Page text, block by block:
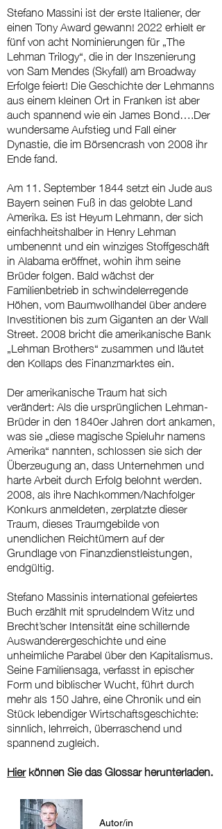
Stefano Massini ist der erste Italiener, der
einen Tony Award gewann! 2022 erhielt er
fünf von acht Nominierungen für „The
Lehman Trilogy“, die in der Inszenierung
von Sam Mendes (Skyfall) am Broadway
Erfolge feiert! Die Geschichte der Lehmanns
aus einem kleinen Ort in Franken ist aber
auch spannend wie ein James Bond….Der
wundersame Aufstieg und Fall einer
Dynastie, die im Börsencrash von 2008 ihr
Ende fand.
Am 11. September 1844 setzt ein Jude aus
Bayern seinen Fuß in das gelobte Land
Amerika. Es ist Heyum Lehmann, der sich
einfachheitshalber in Henry Lehman
umbenennt und ein winziges Stoffgeschäft
in Alabama eröffnet, wohin ihm seine
Brüder folgen. Bald wächst der
Familienbetrieb in schwindelerregende
Höhen, vom Baumwollhandel über andere
Investitionen bis zum Giganten an der Wall
Street. 2008 bricht die amerikanische Bank
„Lehman Brothers“ zusammen und läutet
den Kollaps des Finanzmarktes ein.
Der amerikanische Traum hat sich
verändert: Als die ursprünglichen Lehman-
Brüder in den 1840er Jahren dort ankamen,
was sie „diese magische Spieluhr namens
Amerika“ nannten, schlossen sie sich der
Überzeugung an, dass Unternehmen und
harte Arbeit durch Erfolg belohnt werden.
2008, als ihre Nachkommen/Nachfolger
Konkurs anmeldeten, zerplatzte dieser
Traum, dieses Traumgebilde von
unendlichen Reichtümern auf der
Grundlage von Finanzdienstleistungen,
endgültig.
Stefano Massinis international gefeiertes
Buch erzählt mit sprudelndem Witz und
Brecht’scher Intensität eine schillernde
Auswanderergeschichte und eine
unheimliche Parabel über den Kapitalismus.
Seine Familiensaga, verfasst in epischer
Form und biblischer Wucht, führt durch
mehr als 150 Jahre, eine Chronik und ein
Stück lebendiger Wirtschaftsgeschichte:
sinnlich, lehrreich, überraschend und
spannend zugleich.
Hierkönnen Sie das Glossar herunterladen.
Autor/in